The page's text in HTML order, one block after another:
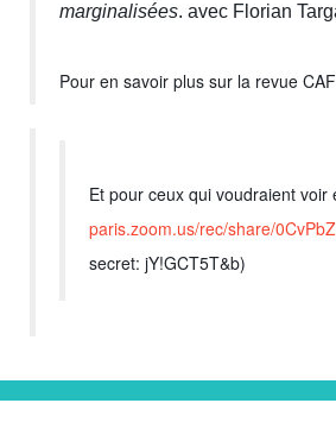
marginalisées. avec Florian
Pour en savoir plus sur la revue
Et pour ceux qui voudraient
paris.zoom.us/rec/share/
secret: jY!GCT5T&b)